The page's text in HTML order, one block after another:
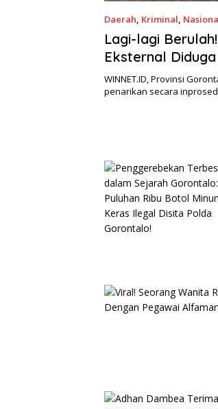
Daerah, Kriminal,
2023
Lagi-lagi
Eksternal
Konsumen di
WINNET.ID, Provinsi
penarikan secara